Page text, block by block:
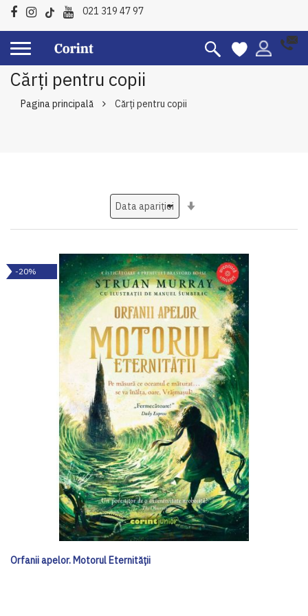
021 319 47 97
Cărți pentru copii
Pagina principală Cărți pentru copii
-20%
Orfanii apelor. Motorul Eternității